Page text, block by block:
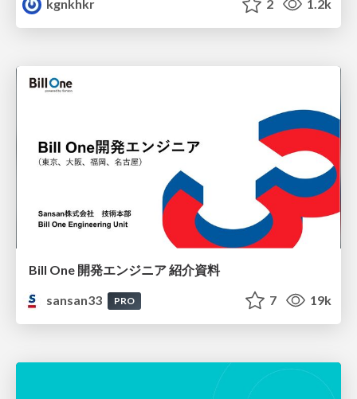
kgnkhkr 2 1.2k
Bill One 開発エンジニア 紹介資料
sansan33
PRO 7 19k